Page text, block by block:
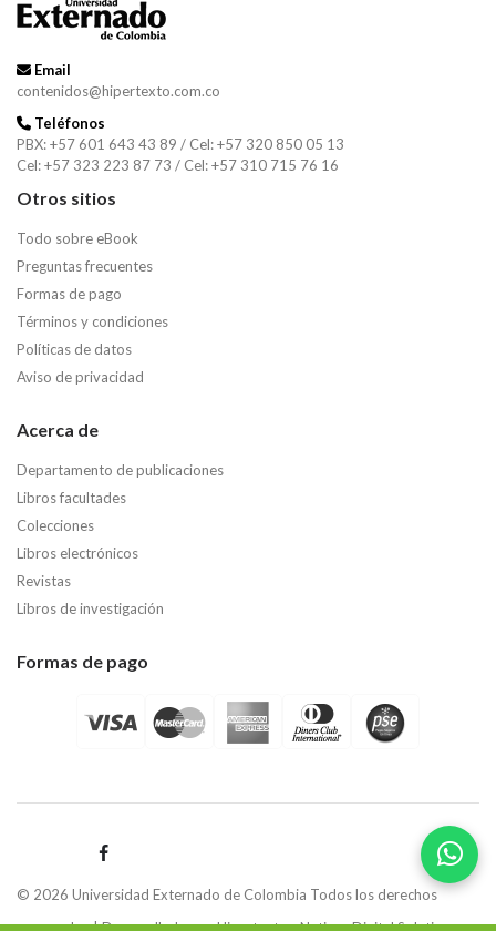
Email
contenidos@hipertexto.com.co
Teléfonos
PBX: +57 601 643 43 89 / Cel: +57 320 850 05 13
Cel: +57 323 223 87 73 / Cel: +57 310 715 76 16
Otros sitios
Todo sobre eBook
Preguntas frecuentes
Formas de pago
Términos y condiciones
Políticas de datos
Aviso de privacidad
Acerca de
Departamento de publicaciones
Libros facultades
Colecciones
Libros electrónicos
Revistas
Libros de investigación
Formas de pago
© 2026 Universidad Externado de Colombia Todos los derechos
reservados | Desarrollado porHipertexto - Netizen Digital Solutions.